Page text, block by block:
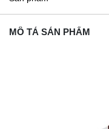
MÔ TẢ SẢN PHẨM